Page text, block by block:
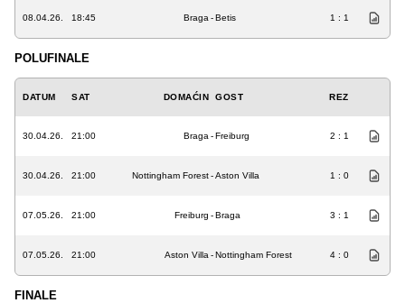
08.04.26. 18:45 Braga -Betis 1 : 1
POLUFINALE
DATUM SAT DOMAĆIN GOST REZ
30.04.26. 21:00 Braga -Freiburg 2 : 1
30.04.26. 21:00 Nottingham Forest-Aston Villa 1 : 0
07.05.26. 21:00 Freiburg -Braga 3 : 1
07.05.26. 21:00 Aston Villa -Nottingham Forest 4 : 0
FINALE